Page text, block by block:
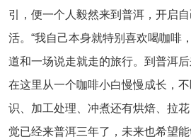
引，便一个人毅然来到普洱，开启自
活。“我自己本身就特别喜欢喝咖啡
道和一场说走就走的旅行。到普洱
在这里从一个咖啡小白慢慢成长，
识、加工处理、冲煮还有烘焙、拉
觉已经来普洱三年了，未来也希望